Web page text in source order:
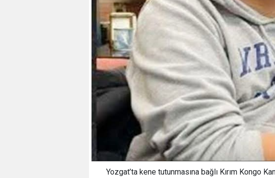
Yozgat’ta kene tutunmasına bağlı Kırım Kongo